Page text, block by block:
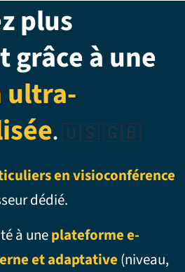
plus
grâce à une
.🇺🇸 🇬🇧
en visioconférence
dédié.
à uneplateforme e-
et adaptative (niveau,